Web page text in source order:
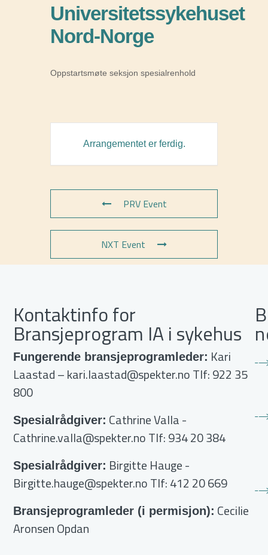
Universitetssykehuset
Nord-Norge
Oppstartsmøte seksjon spesialrenhold
Arrangementet er ferdig.
PRV Event
NXT Event
Kontaktinfo for
Bransjeprogram IA i sykehus
Fungerende bransjeprogramleder: Kari
Laastad –kari.laastad@spekter.noTlf: 922 35
800
Spesialrådgiver: Cathrine Valla-
Cathrine.valla@spekter.noTlf: 934 20 384
Spesialrådgiver: Birgitte Hauge-
Birgitte.hauge@spekter.noTlf: 412 20 669
Bransjeprogramleder (i permisjon): Cecilie
Aronsen Opdan